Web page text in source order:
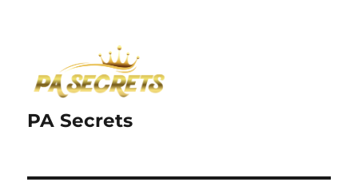
PA Secrets